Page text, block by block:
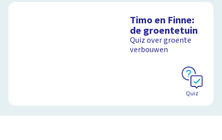
Timo en Finne:
de groentetuin
Quiz over groente
verbouwen
Quiz